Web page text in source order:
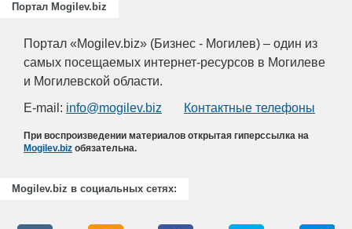
Портал Mogilev.biz
Портал «Mogilev.biz» (Бизнес - Могилев) – один из
самых посещаемых интернет-ресурсов в Могилеве
и Могилевской области.
E-mail: info@mogilev.biz Контактные телефоны
При воспроизведении материалов открытая гиперссылка на
Mogilev.biz обязательна.
Mogilev.biz в социальных сетях: